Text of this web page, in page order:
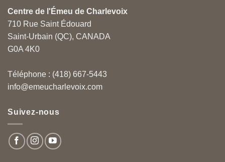
Centre de l'Émeu de Charlevoix
710 Rue Saint Édouard
Saint-Urbain (QC), CANADA
G0A 4K0
Téléphone : (418) 667-5443
info@emeucharlevoix.com
Suivez-nous